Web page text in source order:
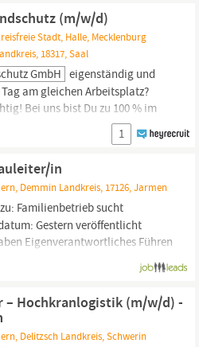
(m/w/d)
Stadt, Halle, Mecklenburg
18317, Saal
GmbH eigenständig und
am gleichen Arbeitsplatz?
Bei uns bist Du zu 100 % im
Statt Neuinstallationen
Einsätze bei
Anlagen
1
in
Demmin Landkreis, 17126, Jarmen
Familienbetrieb sucht
Gestern veröffentlicht
Eigenverantwortliches Führen
Abstimmung der Gewerke,
Maschinen und Geräten)
, kosten- und termingerechte
– Hochkranlogistik (m/w/d) -
Delitzsch Landkreis, Schwerin